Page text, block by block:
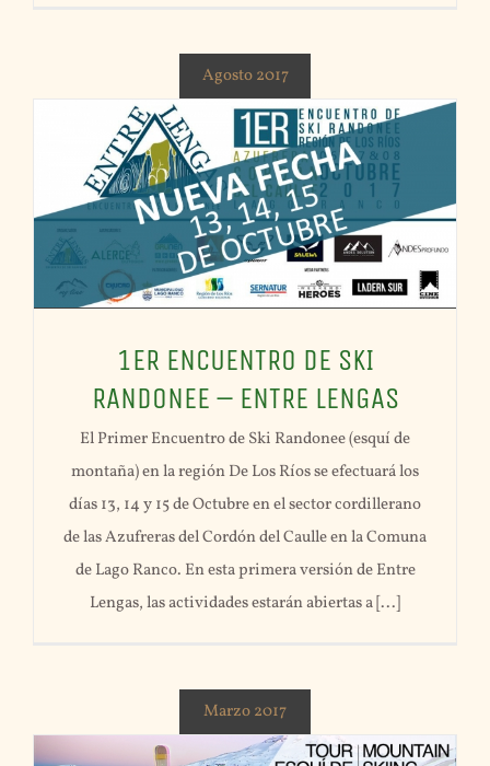
Agosto 2017
1ER ENCUENTRO DE SKI
RANDONEE – ENTRE LENGAS
El Primer Encuentro de Ski Randonee (esquí de
montaña) en la región De Los Ríos se efectuará los
días 13, 14 y 15 de Octubre en el sector cordillerano
de las Azufreras del Cordón del Caulle en la Comuna
de Lago Ranco. En esta primera versión de Entre
Lengas, las actividades estarán abiertas a [...]
Marzo 2017